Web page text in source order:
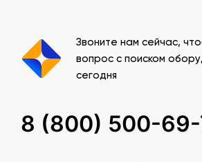
Звоните нам сейчас,
вопрос с поиском
сегодня
8 (800) 500-